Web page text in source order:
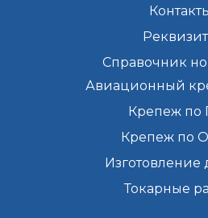
Справочник
Авиационный
Крепеж по
Крепеж по
Изготовление
Токарные